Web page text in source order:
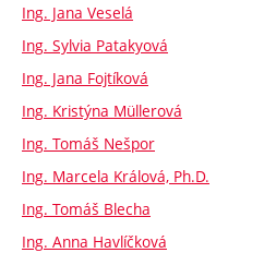
Ing. Jana Veselá
Ing. Sylvia Patakyová
Ing. Jana Fojtíková
Ing. Kristýna Müllerová
Ing. Tomáš Nešpor
Ing. Marcela Králová, Ph.D.
Ing. Tomáš Blecha
Ing. Anna Havlíčková